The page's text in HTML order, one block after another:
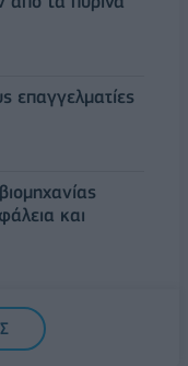
επαγγελματίες
και
ζήτημα των
χρονοβόρες